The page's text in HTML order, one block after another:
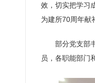
效，切实把学习
为建所70周年献
部分党支部
员，各职能部门